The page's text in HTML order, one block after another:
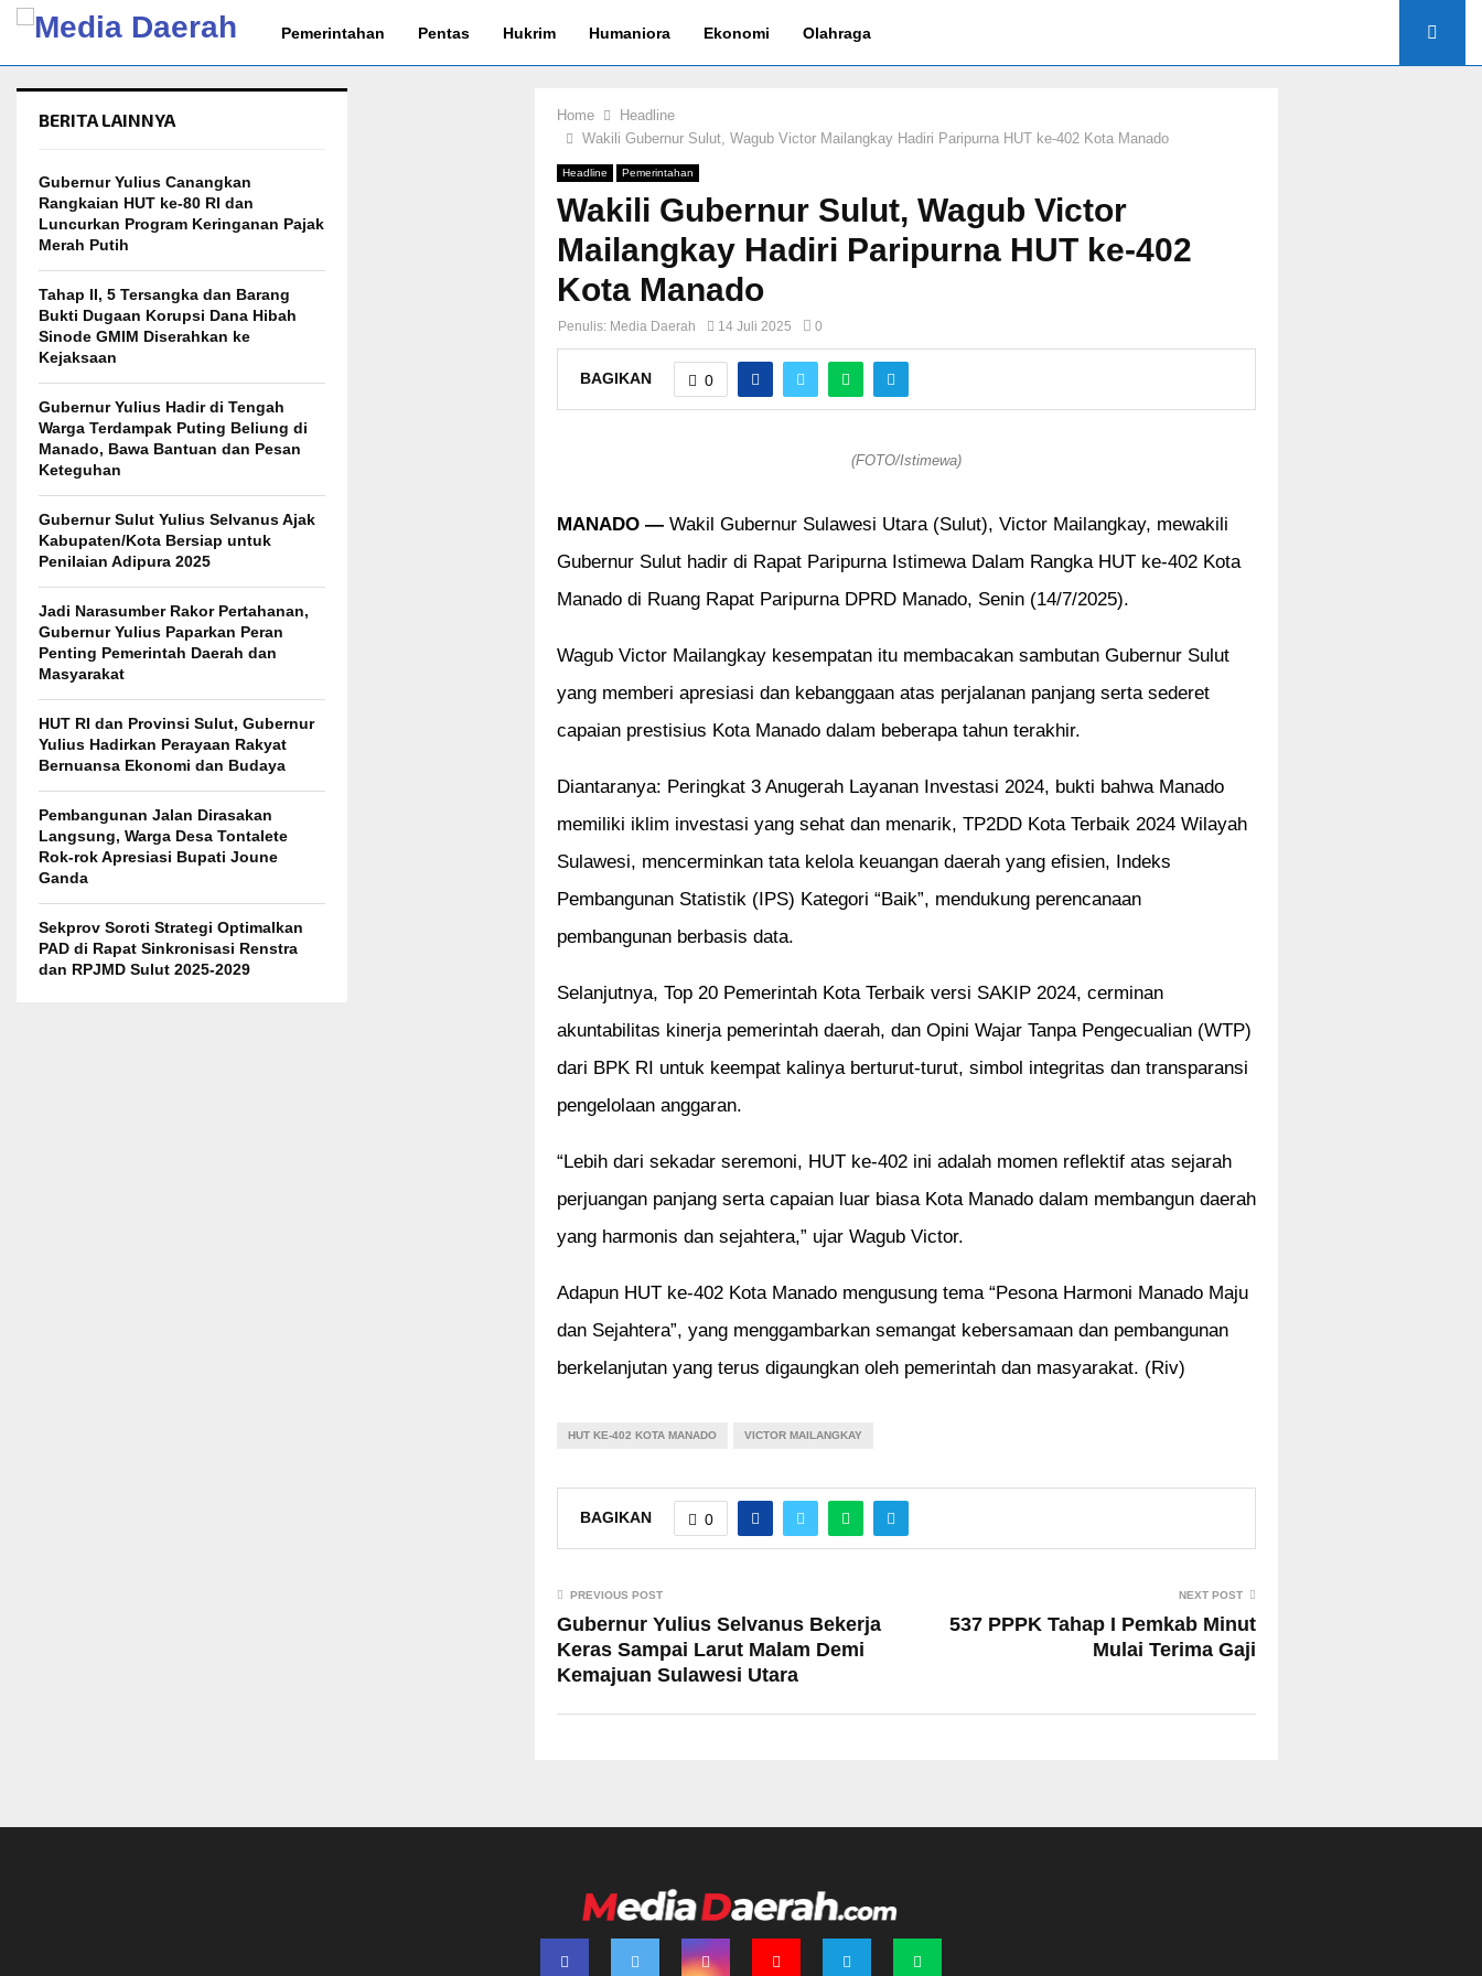
Pemerintahan Pentas Hukrim Humaniora Ekonomi Olahraga
Home
Headline
Wakili Gubernur Sulut, Wagub Victor Mailangkay Hadiri Paripurna HUT ke-402 Kota Manado
Headline Pemerintahan
Wakili Gubernur Sulut, Wagub Victor
Mailangkay Hadiri Paripurna HUT ke-402
Kota Manado
Penulis: Media Daerah 14 Juli 2025 0
BAGIKAN 0
(FOTO/Istimewa)
MANADO — Wakil Gubernur Sulawesi Utara (Sulut), Victor Mailangkay, mewakili
Gubernur Sulut hadir di Rapat Paripurna Istimewa Dalam Rangka HUT ke-402 Kota
Manado di Ruang Rapat Paripurna DPRD Manado, Senin (14/7/2025).
Wagub Victor Mailangkay kesempatan itu membacakan sambutan Gubernur Sulut
yang memberi apresiasi dan kebanggaan atas perjalanan panjang serta sederet
capaian prestisius Kota Manado dalam beberapa tahun terakhir.
Diantaranya: Peringkat 3 Anugerah Layanan Investasi 2024, bukti bahwa Manado
memiliki iklim investasi yang sehat dan menarik, TP2DD Kota Terbaik 2024 Wilayah
Sulawesi, mencerminkan tata kelola keuangan daerah yang efisien, Indeks
Pembangunan Statistik (IPS) Kategori “Baik”, mendukung perencanaan
pembangunan berbasis data.
Selanjutnya, Top 20 Pemerintah Kota Terbaik versi SAKIP 2024, cerminan
akuntabilitas kinerja pemerintah daerah, dan Opini Wajar Tanpa Pengecualian (WTP)
dari BPK RI untuk keempat kalinya berturut-turut, simbol integritas dan transparansi
pengelolaan anggaran.
“Lebih dari sekadar seremoni, HUT ke-402 ini adalah momen reflektif atas sejarah
perjuangan panjang serta capaian luar biasa Kota Manado dalam membangun daerah
yang harmonis dan sejahtera,” ujar Wagub Victor.
Adapun HUT ke-402 Kota Manado mengusung tema “Pesona Harmoni Manado Maju
dan Sejahtera”, yang menggambarkan semangat kebersamaan dan pembangunan
berkelanjutan yang terus digaungkan oleh pemerintah dan masyarakat. (Riv)
HUT KE-402 KOTA MANADO VICTOR MAILANGKAY
BAGIKAN 0
PREVIOUS POST
Gubernur Yulius Selvanus Bekerja
Keras Sampai Larut Malam Demi
Kemajuan Sulawesi Utara
NEXT POST
537 PPPK Tahap I Pemkab Minut
Mulai Terima Gaji
BERITA LAINNYA
Gubernur Yulius Canangkan
Rangkaian HUT ke-80 RI dan
Luncurkan Program Keringanan Pajak
Merah Putih
Tahap II, 5 Tersangka dan Barang
Bukti Dugaan Korupsi Dana Hibah
Sinode GMIM Diserahkan ke
Kejaksaan
Gubernur Yulius Hadir di Tengah
Warga Terdampak Puting Beliung di
Manado, Bawa Bantuan dan Pesan
Keteguhan
Gubernur Sulut Yulius Selvanus Ajak
Kabupaten/Kota Bersiap untuk
Penilaian Adipura 2025
Jadi Narasumber Rakor Pertahanan,
Gubernur Yulius Paparkan Peran
Penting Pemerintah Daerah dan
Masyarakat
HUT RI dan Provinsi Sulut, Gubernur
Yulius Hadirkan Perayaan Rakyat
Bernuansa Ekonomi dan Budaya
Pembangunan Jalan Dirasakan
Langsung, Warga Desa Tontalete
Rok-rok Apresiasi Bupati Joune
Ganda
Sekprov Soroti Strategi Optimalkan
PAD di Rapat Sinkronisasi Renstra
dan RPJMD Sulut 2025-2029